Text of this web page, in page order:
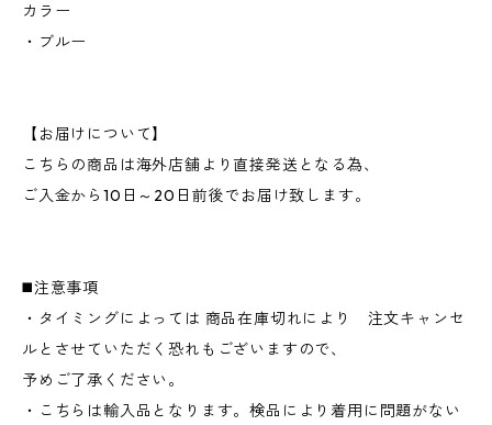
カラー
・ブルー
【お届けについて】
こちらの商品は海外店舗より直接発送となる為、
ご入金から10日～20日前後でお届け致します。
◼️注意事項
・タイミングによっては 商品在庫切れにより 注文キャンセ
ルとさせていただく恐れもございますので、
予めご了承ください。
・こちらは輸入品となります。検品により着用に問題がない